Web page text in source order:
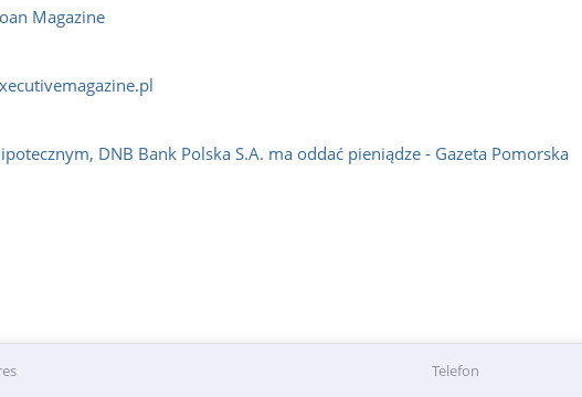
Magazine
DNB Bank Polska S.A. ma oddać pieniądze - Gazeta Pomorska
Telefon